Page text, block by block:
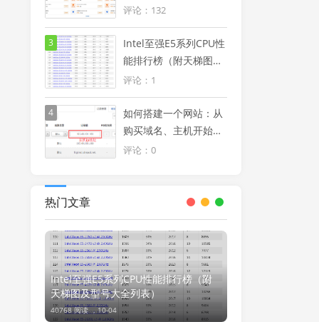
优势明显（附阿里云
2024年降价信息汇总
图）
评论：132
3
Intel至强E5系列CPU性
能排行榜（附天梯图及
型号大全列表）
评论：1
4
如何搭建一个网站：从
购买域名、主机开始使
用windows服务器搭建
评论：0
热门文章
Intel至强E5系列CPU性能排行榜（附
天梯图及型号大全列表）
40768 阅读 ，10-04